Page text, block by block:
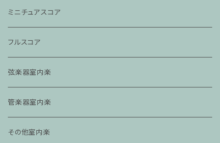
ミニチュアスコア
フルスコア
弦楽器室内楽
管楽器室内楽
その他室内楽